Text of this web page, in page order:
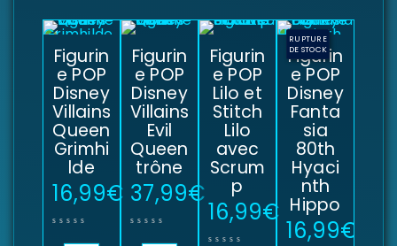
Figurin
e POP
Disney
Villains
Queen
Grimhi
lde
16,99€
Figurin
e POP
Disney
Villains
Evil
Queen
trône
37,99€
Figurin
e POP
Lilo et
Stitch
Lilo
avec
Scrum
p
16,99€
RUPTURE
DE STOCK
Figurin
e POP
Disney
Fanta
sia
80th
Hyaci
nth
Hippo
16,99€